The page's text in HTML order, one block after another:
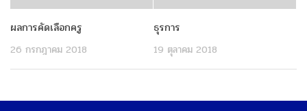
ผลการคัดเลือกครู
26 กรกฎาคม 2018
ธุรการ
19 ตุลาคม 2018